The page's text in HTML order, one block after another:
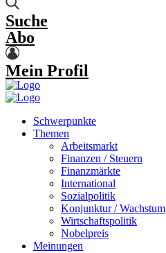
Suche
Abo
Mein Profil
Schwerpunkte
Themen
Arbeitsmarkt
Finanzen / Steuern
Finanzmärkte
International
Sozialpolitik
Konjunktur / Wachstum
Wirtschaftspolitik
Nobelpreis
Meinungen